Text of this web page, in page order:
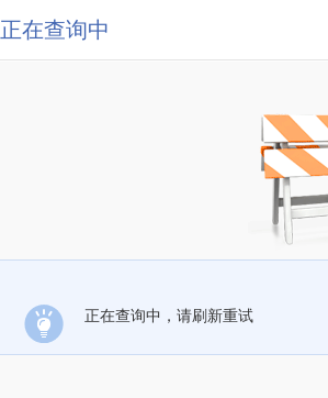
正在查询中
正在查询中，请刷新重试